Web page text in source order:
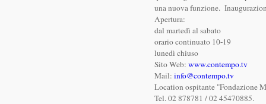
una nuova funzione.
Apertura:
dal martedì al sabato
orario continuato 10-19
lunedì chiuso
Sito Web: www.contempo.tv
Mail: info@contempo.tv
Location ospitante "Fondazione
Tel. 02 878781 / 02 45470885.